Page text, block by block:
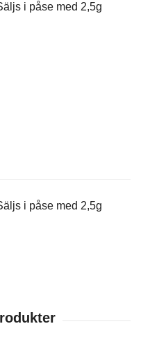
i påse med 2,5g
i påse med 2,5g